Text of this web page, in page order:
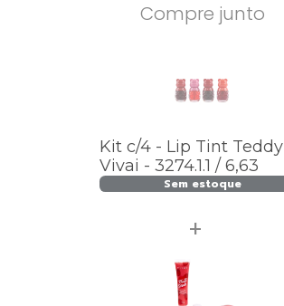
Compre junto
Kit c/4 - Lip Tint Teddy
Vivai - 3274.1.1 / 6,63
Sem estoque